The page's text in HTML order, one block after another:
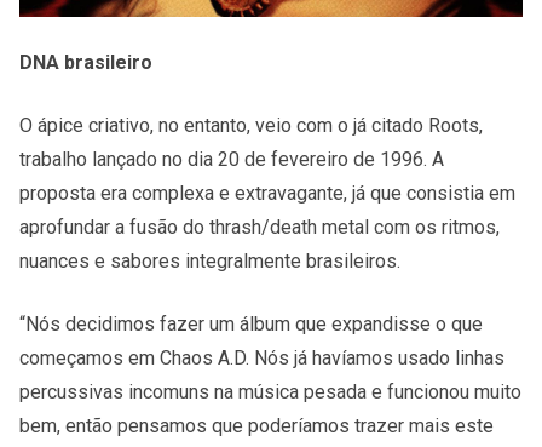
DNA brasileiro
O ápice criativo, no entanto, veio com o já citado Roots,
trabalho lançado no dia 20 de fevereiro de 1996. A
proposta era complexa e extravagante, já que consistia em
aprofundar a fusão do thrash/death metal com os ritmos,
nuances e sabores integralmente brasileiros.
“Nós decidimos fazer um álbum que expandisse o que
começamos em Chaos A.D. Nós já havíamos usado linhas
percussivas incomuns na música pesada e funcionou muito
bem, então pensamos que poderíamos trazer mais este